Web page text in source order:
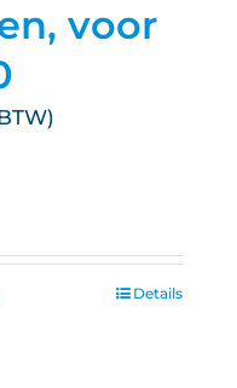
voor
Details